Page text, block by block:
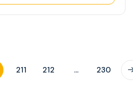
211 212 ... 230